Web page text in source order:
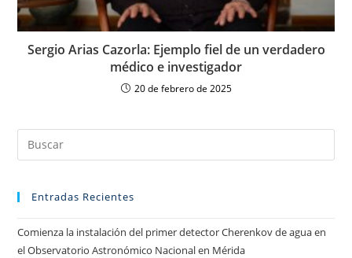
Sergio Arias Cazorla: Ejemplo fiel de un verdadero
médico e investigador
20 de febrero de 2025
Entradas Recientes
Comienza la instalación del primer detector Cherenkov de agua en
el Observatorio Astronómico Nacional en Mérida